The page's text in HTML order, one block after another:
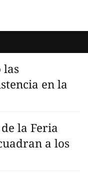
las
en la
la Feria
a los